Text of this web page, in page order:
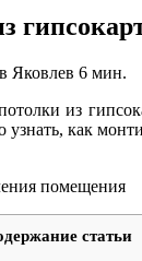
Яковлев 6 мин.
из
узнать, как
помещения
статьи